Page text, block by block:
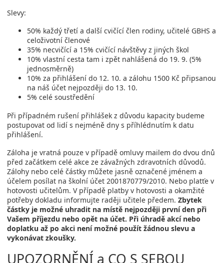
Slevy:
50% každý třetí a další cvičící člen rodiny, učitelé GBHS a
celoživotní členové
35% necvičící a 15% cvičící návštěvy z jiných škol
10% vlastní cesta tam i zpět nahlášená do 19. 9. (5%
jednosměrně)
10% za přihlášení do 12. 10. a zálohu 1500 Kč připsanou
na náš účet nejpozději do 13. 10.
5% celé soustředění
Při případném rušení přihlášek z důvodu kapacity budeme
postupovat od lidí s nejméně dny s příhlédnutím k datu
přihlášení.
Záloha je vratná pouze v případě omluvy mailem do dvou dnů
před začátkem celé akce ze závažných zdravotních důvodů.
Zálohy nebo celé částky můžete jasně označené jménem a
účelem posílat na školní účet 2001870779/2010. Nebo platťe v
hotovosti učitelům. V případě platby v hotovosti a okamžité
potřeby dokladu informujte raději učitele předem. Zbytek
částky je možné uhradit na místě nejpozději první den při
Vašem příjezdu nebo opět na účet. Při úhradě akcí nebo
doplatku až po akci není možné použít žádnou slevu a
vykonávat zkoušky.
UPOZORNĚNÍ a CO S SEBOU